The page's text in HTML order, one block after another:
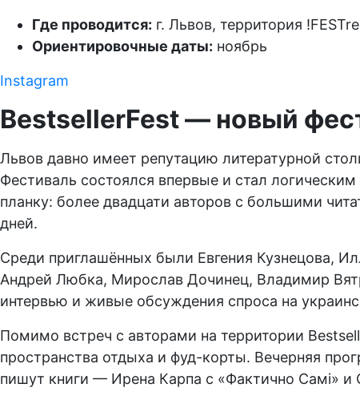
Где проводится: г. Львов, территория
Ориентировочные даты: ноябрь
Instagram
BestsellerFest — новый
Львов давно имеет репутацию литературной
Фестиваль состоялся впервые и стал
планку: более двадцати авторов с большими
дней.
Среди приглашённых были Евгения Кузнецова,
Андрей Любка, Мирослав Дочинец, Владимир
интервью и живые обсуждения спроса на
Помимо встреч с авторами на территории
пространства отдыха и фуд-корты. Вечерняя
пишут книги — Ирена Карпа с «Фактично Самі»